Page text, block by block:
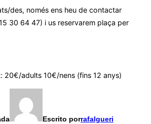
des, només ens heu de contactar
30 64 47) i us reservarem plaça per
20€/adults 10€/nens (fins 12 anys)
Escrito porrafalgueri